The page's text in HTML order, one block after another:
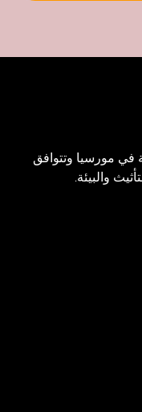
في مورسيا وتتوافق
والبيئة.